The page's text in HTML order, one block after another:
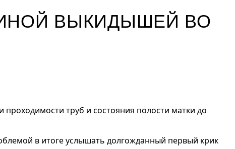
ВЫКИДЫШЕЙ ВО
труб и состояния полости матки до
в итоге услышать долгожданный первый крик